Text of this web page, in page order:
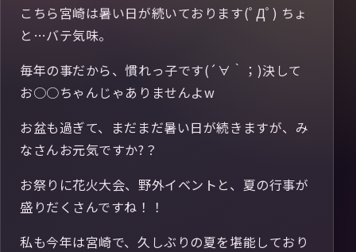
こちら宮崎は暑い日が続いております(ﾟДﾟ) ちょ
と…バテ気味。
毎年の事だから、慣れっ子です(´∀｀；)決して
お○○ちゃんじゃありませんよw
お盆も過ぎて、まだまだ暑い日が続きますが、み
なさんお元気ですか?？
お祭りに花火大会、野外イベントと、夏の行事が
盛りだくさんですね！！
私も今年は宮崎で、久しぶりの夏を堪能しており